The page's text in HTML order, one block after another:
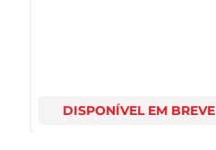
DISPONÍVEL EM BREVE